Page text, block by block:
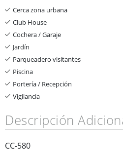
Cerca zona urbana
Club House
Cochera / Garaje
Jardín
Parqueadero visitantes
Piscina
Portería / Recepción
Vigilancia
Descripción
CC-580